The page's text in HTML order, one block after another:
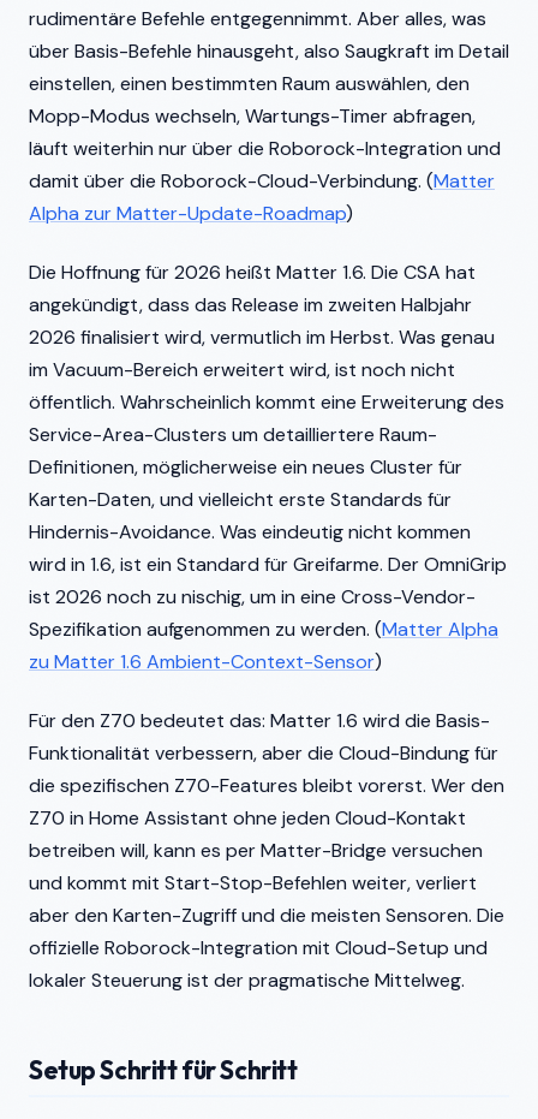
rudimentäre Befehle entgegennimmt. Aber alles, was
über Basis-Befehle hinausgeht, also Saugkraft im Detail
einstellen, einen bestimmten Raum auswählen, den
Mopp-Modus wechseln, Wartungs-Timer abfragen,
läuft weiterhin nur über die Roborock-Integration und
damit über die Roborock-Cloud-Verbindung. (Matter
Alpha zur Matter-Update-Roadmap)
Die Hoffnung für 2026 heißt Matter 1.6. Die CSA hat
angekündigt, dass das Release im zweiten Halbjahr
2026 finalisiert wird, vermutlich im Herbst. Was genau
im Vacuum-Bereich erweitert wird, ist noch nicht
öffentlich. Wahrscheinlich kommt eine Erweiterung des
Service-Area-Clusters um detailliertere Raum-
Definitionen, möglicherweise ein neues Cluster für
Karten-Daten, und vielleicht erste Standards für
Hindernis-Avoidance. Was eindeutig nicht kommen
wird in 1.6, ist ein Standard für Greifarme. Der OmniGrip
ist 2026 noch zu nischig, um in eine Cross-Vendor-
Spezifikation aufgenommen zu werden. (Matter Alpha
zu Matter 1.6 Ambient-Context-Sensor)
Für den Z70 bedeutet das: Matter 1.6 wird die Basis-
Funktionalität verbessern, aber die Cloud-Bindung für
die spezifischen Z70-Features bleibt vorerst. Wer den
Z70 in Home Assistant ohne jeden Cloud-Kontakt
betreiben will, kann es per Matter-Bridge versuchen
und kommt mit Start-Stop-Befehlen weiter, verliert
aber den Karten-Zugriff und die meisten Sensoren. Die
offizielle Roborock-Integration mit Cloud-Setup und
lokaler Steuerung ist der pragmatische Mittelweg.
Setup Schritt für Schritt